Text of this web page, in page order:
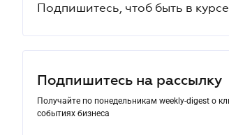
Подпишитесь, чтоб быть в
Подпишитесь на рассылку
Получайте по понедельникам weekly-digest о
событиях бизнеса